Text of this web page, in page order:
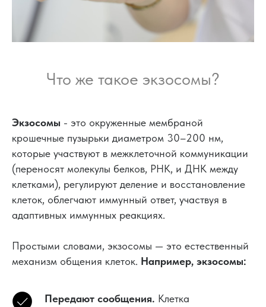
Что же такое экзосомы?
Экзосомы - это окруженные мембраной
крошечные пузырьки диаметром 30–200 нм,
которые участвуют в межклеточной коммуникации
(переносят молекулы белков, РНК, и ДНК между
клетками), регулируют деление и восстановление
клеток, облегчают иммунный ответ, участвуя в
адаптивных иммунных реакциях.
Простыми словами, экзосомы — это естественный
механизм общения клеток. Например, экзосомы:
Передают сообщения. Клетка